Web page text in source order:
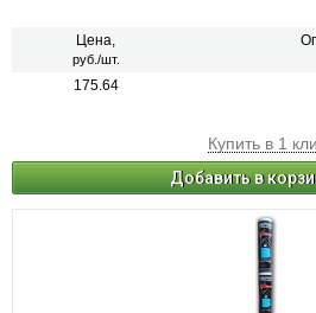
Цена,
руб./шт.
175.64
Купить в 1
Добавить в